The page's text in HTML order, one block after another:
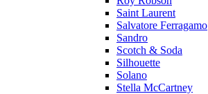
Saint Laurent
Salvatore Ferragamo
Sandro
Scotch & Soda
Silhouette
Solano
Stella McCartney